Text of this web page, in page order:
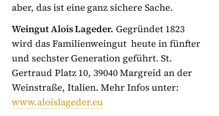
aber, das ist eine ganz sichere Sache.
Weingut Alois Lageder. Gegründet 1823
wird das Familienweingut heute in fünfter
und sechster Generation geführt. St.
Gertraud Platz 10, 39040 Margreid an der
Weinstraße, Italien. Mehr Infos unter:
www.aloislageder.eu